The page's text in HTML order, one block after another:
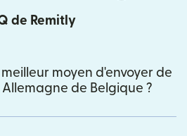
de Remitly
moyen d'envoyer de
de Belgique ?